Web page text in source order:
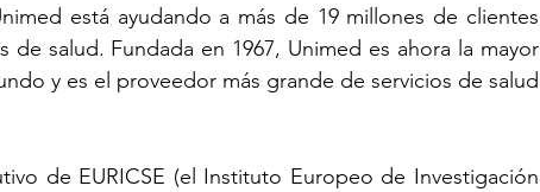
está ayudando a más de 19 millones de clientes
de salud. Fundada en 1967, Unimed es ahora la mayor
y es el proveedor más grande de servicios de salud
de EURICSE (el Instituto Europeo de Investigación